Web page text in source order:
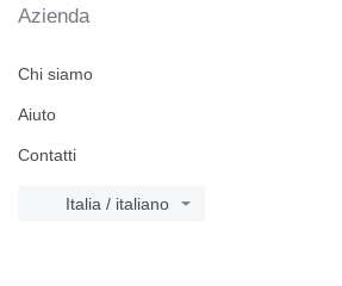
Azienda
Chi siamo
Aiuto
Contatti
Italia / italiano